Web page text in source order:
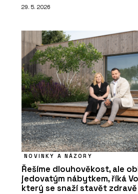
29. 5. 2026
NOVINKY A NÁZORY
Řešíme dlouhověkost, ale
jedovatým nábytkem, říká
který se snaží stavět zdravě